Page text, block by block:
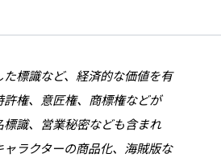
標識など、経済的な価値を有
権、意匠権、商標権などが
識、営業秘密なども含まれ
ラクターの商品化、海賊版な